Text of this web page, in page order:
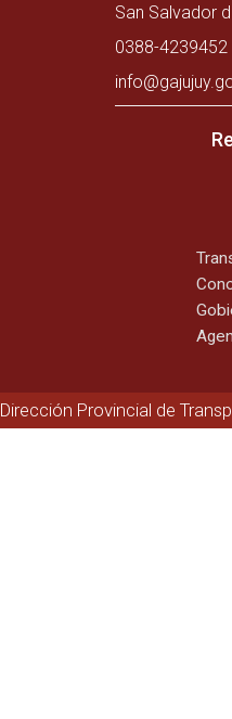
San Salvador
0388-
Dirección Provincial de